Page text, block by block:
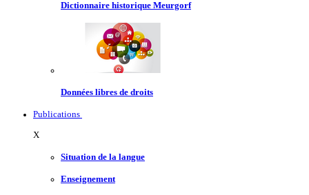
Dictionnaire historique Meurgorf
Données libres de droits
Publications
X
Situation de la langue
Enseignement